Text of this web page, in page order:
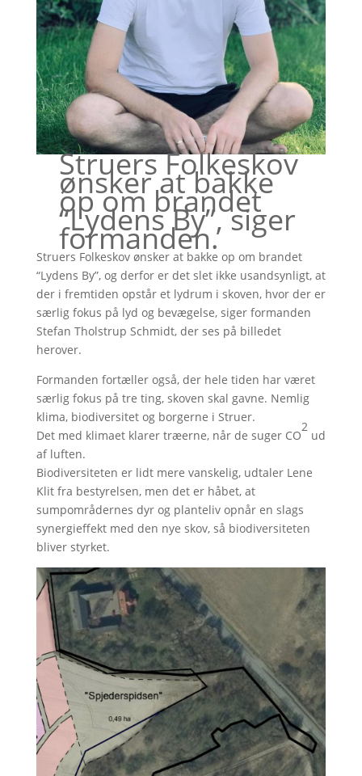
Struers Folkeskov
ønsker at bakke
op om brandet
“Lydens By”, siger
formanden.
Struers Folkeskov ønsker at bakke op om brandet
“Lydens By”, og derfor er det slet ikke usandsynligt, at
der i fremtiden opstår et lydrum i skoven, hvor der er
særlig fokus på lyd og bevægelse, siger formanden
Stefan Tholstrup Schmidt, der ses på billedet
herover.
Formanden fortæller også, der hele tiden har været
særlig fokus på tre ting, skoven skal gavne. Nemlig
klima, biodiversitet og borgerne i Struer.
Det med klimaet klarer træerne, når de suger CO
2
ud
af luften.
Biodiversiteten er lidt mere vanskelig, udtaler Lene
Klit fra bestyrelsen, men det er håbet, at
sumpområdernes dyr og planteliv opnår en slags
synergieffekt med den nye skov, så biodiversiteten
bliver styrket.